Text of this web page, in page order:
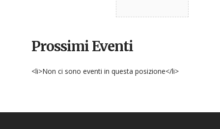
Prossimi Eventi
<li>Non ci sono eventi in questa posizione</li>